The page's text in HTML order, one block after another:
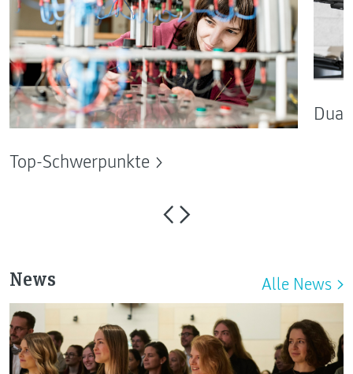
Top-Schwerpunkte
News Alle News